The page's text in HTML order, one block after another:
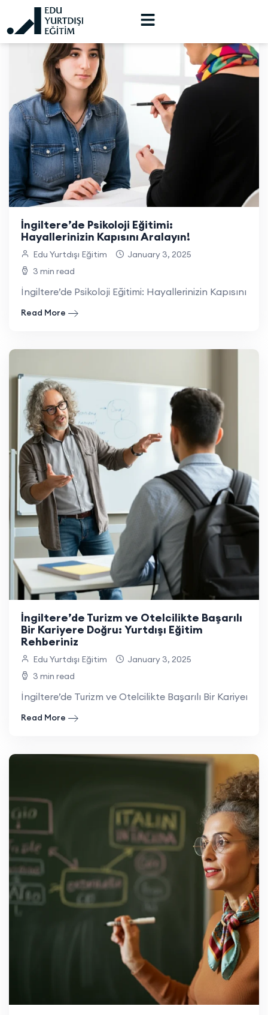
İngiltere’de Psikoloji Eğitimi:
Hayallerinizin Kapısını Aralayın!
Edu Yurtdışı Eğitim
January 3, 2025
3 min read
İngiltere’de Psikoloji Eğitimi: Hayallerinizin Kapısını
Read More
İngiltere’de Turizm ve Otelcilikte Başarılı
Bir Kariyere Doğru: Yurtdışı Eğitim
Rehberiniz
Edu Yurtdışı Eğitim
January 3, 2025
3 min read
İngiltere’de Turizm ve Otelcilikte Başarılı Bir Kariyere
Read More